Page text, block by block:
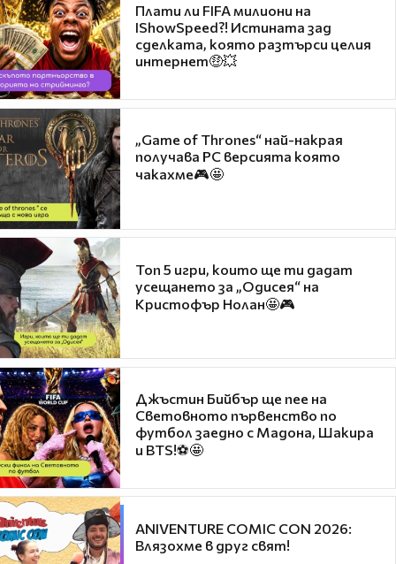
Плати ли FIFA милиони на
IShowSpeed?! Истината зад
сделката, която разтърси целия
интернет🤑💥
„Game of Thrones“ най-накрая
получава PC версията която
чакахме🎮🤩
Топ 5 игри, които ще ти дадат
усещането за „Одисея“ на
Кристофър Нолан🤩🎮
Джъстин Бийбър ще пее на
Световното първенство по
футбол заедно с Мадона, Шакира
и BTS!⚽🤩
ANIVENTURE COMIC CON 2026:
Влязохме в друг свят!